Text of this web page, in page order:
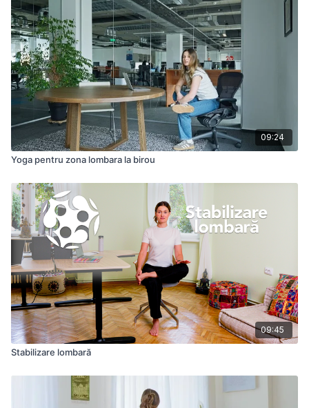
09:24
Yoga pentru zona lombara la birou
09:45
Stabilizare lombară